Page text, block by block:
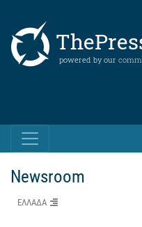
powered by our
Newsroom
ΕΛΛΑΔΑ